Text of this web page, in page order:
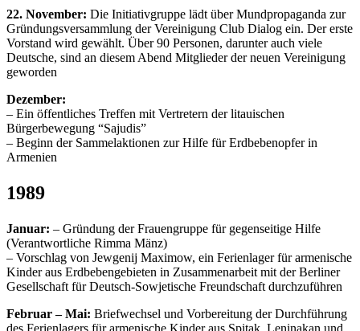
22. November: Die Initiativgruppe lädt über Mundpropaganda zur
Gründungsversammlung der Vereinigung Club Dialog ein. Der erste
Vorstand wird gewählt. Über 90 Personen, darunter auch viele
Deutsche, sind an diesem Abend Mitglieder der neuen Vereinigung
geworden
Dezember:
– Ein öffentliches Treffen mit Vertretern der litauischen
Bürgerbewegung “Sajudis”
– Beginn der Sammelaktionen zur Hilfe für Erdbebenopfer in
Armenien
1989
Januar: – Gründung der Frauengruppe für gegenseitige Hilfe
(Verantwortliche Rimma Mänz)
– Vorschlag von Jewgenij Maximow, ein Ferienlager für armenische
Kinder aus Erdbebengebieten in Zusammenarbeit mit der Berliner
Gesellschaft für Deutsch-Sowjetische Freundschaft durchzuführen
Februar – Mai: Briefwechsel und Vorbereitung der Durchführung
des Ferienlagers für armenische Kinder aus Spitak, Leninakan und